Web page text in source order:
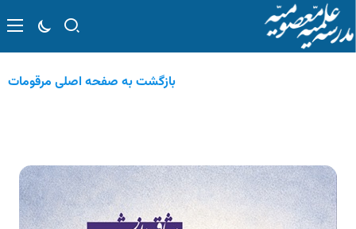
بازگشت به صفحه اصلی مرقومات